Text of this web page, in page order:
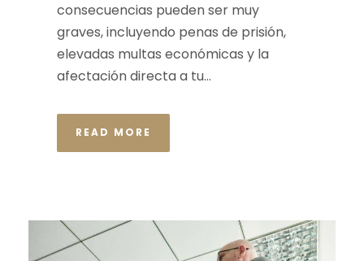
consecuencias pueden ser muy
graves, incluyendo penas de prisión,
elevadas multas económicas y la
afectación directa a tu...
READ MORE